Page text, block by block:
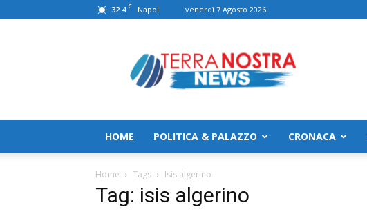
32.4 C Napoli venerdì 7 Agosto 2026
HOME POLITICA & PALAZZO CRONACA
Home Tags Isis algerino
Tag: isis algerino